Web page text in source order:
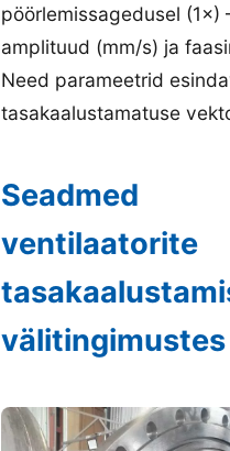
pöörlemissagedusel (1×)
amplituud (mm/s) ja
Need parameetrid
tasakaalustamatuse
Seadmed
ventilaatorite
välitingimustes